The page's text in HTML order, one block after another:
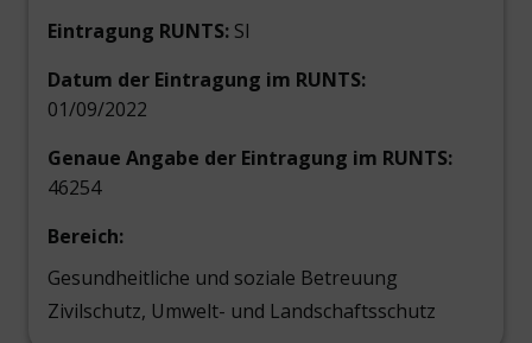
Eintragung RUNTS: SI
Datum der Eintragung im RUNTS:
01/09/2022
Genaue Angabe der Eintragung im RUNTS:
46254
Bereich:
Gesundheitliche und soziale Betreuung
Zivilschutz, Umwelt- und Landschaftsschutz